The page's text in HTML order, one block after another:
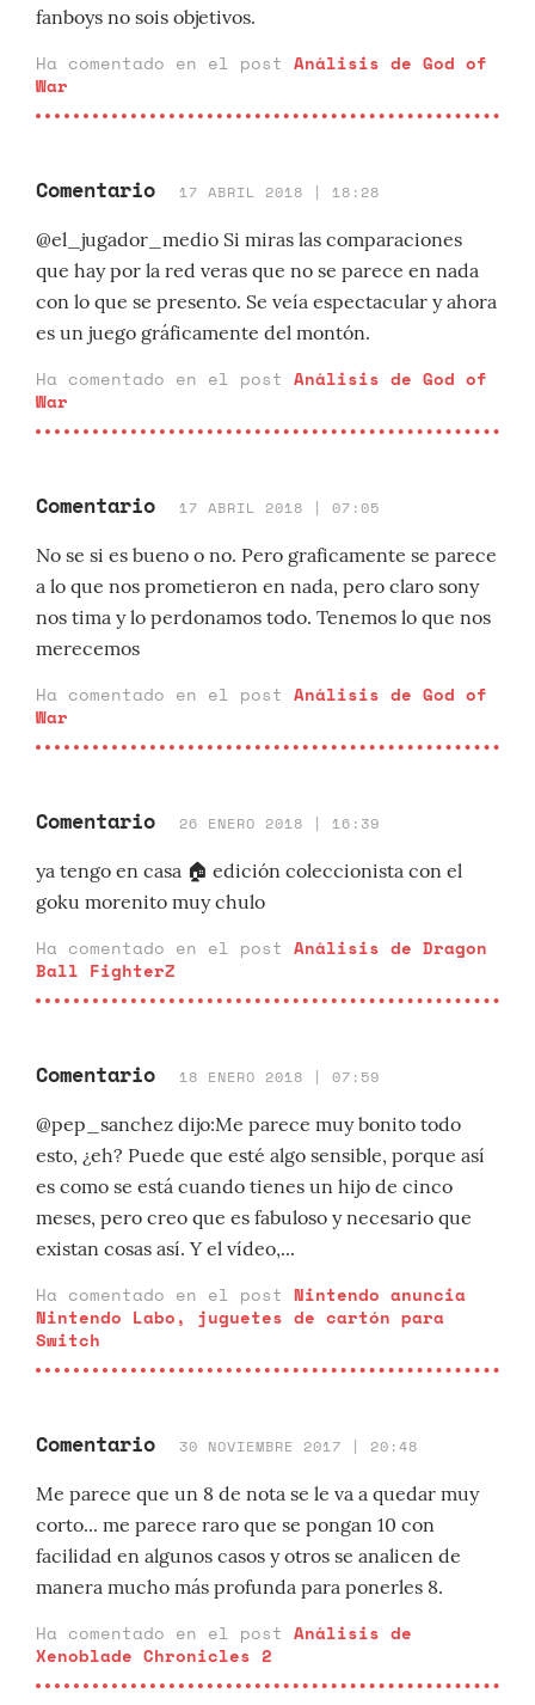
fanboys no sois objetivos.
Ha comentado en el post Análisis de God of
War
Comentario 17 ABRIL 2018 | 18:28
@el_jugador_medio Si miras las comparaciones
que hay por la red veras que no se parece en nada
con lo que se presento. Se veía espectacular y ahora
es un juego gráficamente del montón.
Ha comentado en el post Análisis de God of
War
Comentario 17 ABRIL 2018 | 07:05
No se si es bueno o no. Pero graficamente se parece
a lo que nos prometieron en nada, pero claro sony
nos tima y lo perdonamos todo. Tenemos lo que nos
merecemos
Ha comentado en el post Análisis de God of
War
Comentario 26 ENERO 2018 | 16:39
ya tengo en casa 🏠 edición coleccionista con el
goku morenito muy chulo
Ha comentado en el post Análisis de Dragon
Ball FighterZ
Comentario 18 ENERO 2018 | 07:59
@pep_sanchez dijo:Me parece muy bonito todo
esto, ¿eh? Puede que esté algo sensible, porque así
es como se está cuando tienes un hijo de cinco
meses, pero creo que es fabuloso y necesario que
existan cosas así. Y el vídeo,...
Ha comentado en el post Nintendo anuncia
Nintendo Labo, juguetes de cartón para
Switch
Comentario 30 NOVIEMBRE 2017 | 20:48
Me parece que un 8 de nota se le va a quedar muy
corto... me parece raro que se pongan 10 con
facilidad en algunos casos y otros se analicen de
manera mucho más profunda para ponerles 8.
Ha comentado en el post Análisis de
Xenoblade Chronicles 2